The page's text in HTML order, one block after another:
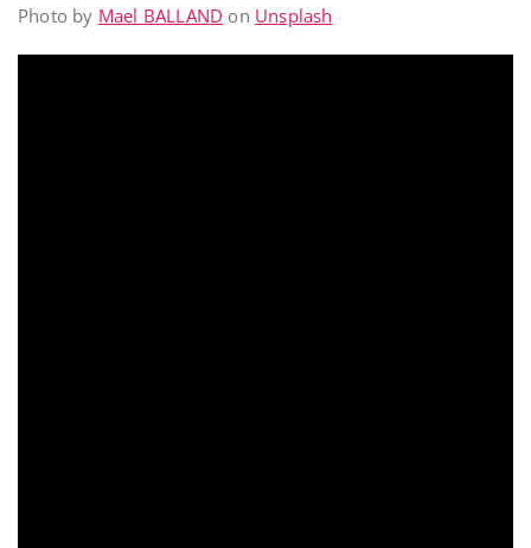
Photo by Mael BALLAND on Unsplash